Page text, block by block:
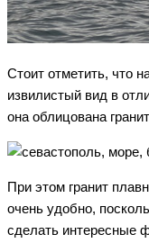
Стоит отметить, что
извилистый вид в
она облицована
При этом гранит
очень удобно,
сделать интересные